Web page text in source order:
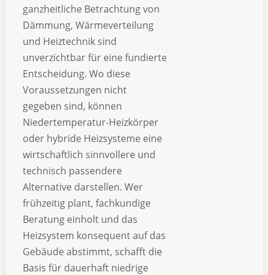
ganzheitliche Betrachtung von
Dämmung, Wärmeverteilung
und Heiztechnik sind
unverzichtbar für eine fundierte
Entscheidung. Wo diese
Voraussetzungen nicht
gegeben sind, können
Niedertemperatur-Heizkörper
oder hybride Heizsysteme eine
wirtschaftlich sinnvollere und
technisch passendere
Alternative darstellen. Wer
frühzeitig plant, fachkundige
Beratung einholt und das
Heizsystem konsequent auf das
Gebäude abstimmt, schafft die
Basis für dauerhaft niedrige